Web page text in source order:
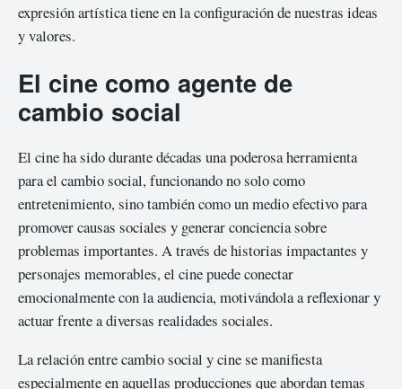
expresión artística tiene en la configuración de nuestras ideas
y valores.
El cine como agente de
cambio social
El cine ha sido durante décadas una poderosa herramienta
para el cambio social, funcionando no solo como
entretenimiento, sino también como un medio efectivo para
promover causas sociales y generar conciencia sobre
problemas importantes. A través de historias impactantes y
personajes memorables, el cine puede conectar
emocionalmente con la audiencia, motivándola a reflexionar y
actuar frente a diversas realidades sociales.
La relación entre cambio social y cine se manifiesta
especialmente en aquellas producciones que abordan temas